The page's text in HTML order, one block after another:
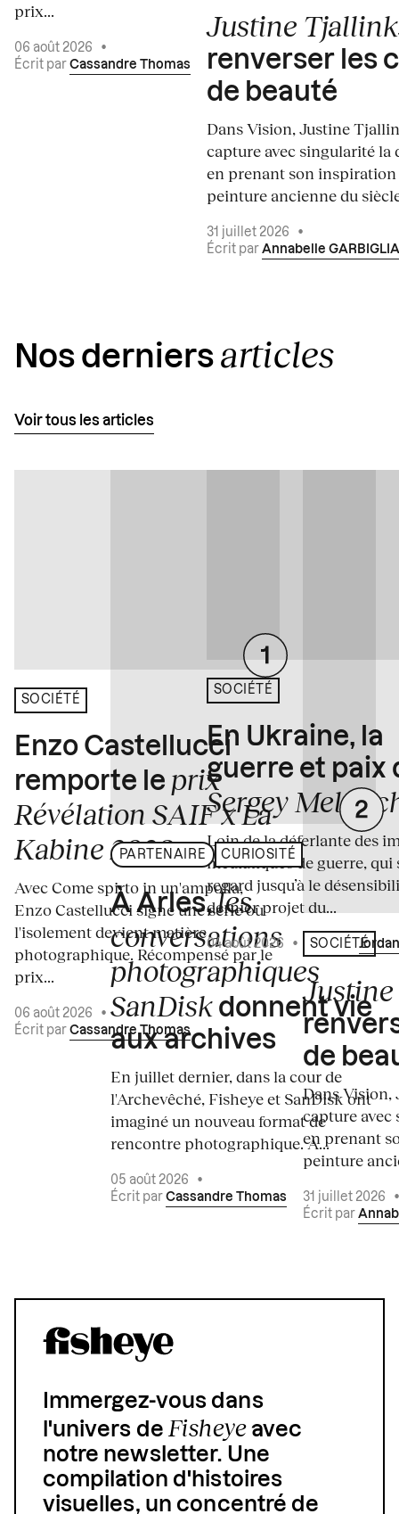
prix...
06 août 2026
•
Écrit par Cassandre Thomas
Justine
renverser les
de beauté
Dans Vision, Justine
capture avec singularité la
en prenant son inspiration
peinture ancienne du
31 juillet 2026
•
Écrit par Annabelle GARBIGLIA
Nos derniers articles
Voir tous les articles
SOCIÉTÉ
Enzo Castellucci
remporte le prix
Révélation SAIF x La
Kabine 2026
Avec Come spirto in un'ampolla,
Enzo Castellucci signe une série où
l'isolement devient matière
photographique. Récompensé par le
prix...
06 août 2026
•
Écrit par Cassandre Thomas
PARTENAIRE CURIOSITÉ
À Arles,les
conversations
photographiques
SanDisk donnent vie
aux archives
En juillet dernier, dans la cour de
l'Archevêché, Fisheye et SanDisk ont
imaginé un nouveau format de
rencontre photographique. À...
05 août 2026
•
Écrit par Cassandre Thomas
SOCIÉTÉ
En Ukraine, la
guerre et paix
Sergey
Loin de la déferlante des
médiatiques de guerre, qui
regard jusqu’à le
dernier projet du...
04 août 2026 • Écrit par
SOCIÉTÉ
de
Dans
capture avec
en prenant
peinture
31 juillet 2026
Écrit par
Immergez-vous dans
l'univers deFisheyeavec
notre newsletter. Une
compilation d'histoires
visuelles, un concentré de